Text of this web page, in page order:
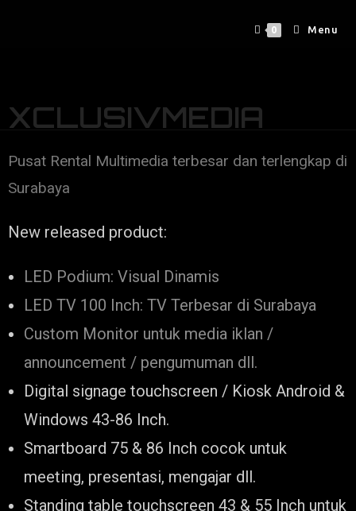
0 Menu
XCLUSIVMEDIA
Pusat Rental Multimedia terbesar dan terlengkap di
Surabaya
New released product:
LED Podium: Visual Dinamis
LED TV 100 Inch: TV Terbesar di Surabaya
Custom Monitor untuk media iklan /
announcement / pengumuman dll.
Digital signage touchscreen / Kiosk Android &
Windows 43-86 Inch.
Smartboard 75 & 86 Inch cocok untuk
meeting, presentasi, mengajar dll.
Standing table touchscreen 43 & 55 Inch untuk